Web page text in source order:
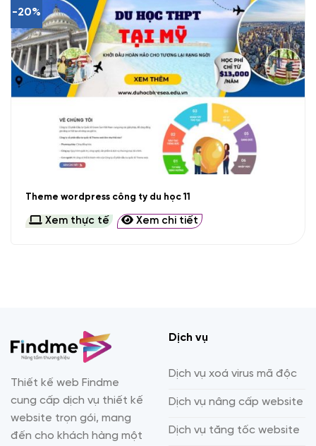
-20%
Theme wordpress công ty du học 11
Xem thực tế Xem chi tiết
Thiết kế web Findme
cung cấp dịch vụ thiết kế
website trọn gói, mang
đến cho khách hàng một
Dịch vụ
Dịch vụ xoá virus mã độc
Dịch vụ nâng cấp website
Dịch vụ tăng tốc website